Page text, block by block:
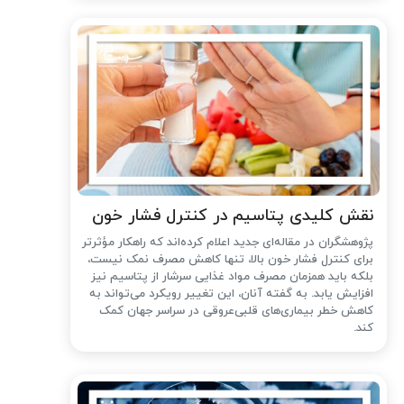
نقش کلیدی پتاسیم در کنترل فشار خون
پژوهشگران در مقاله‌ای جدید اعلام کرده‌اند که راهکار مؤثرتر
برای کنترل فشار خون بالا، تنها کاهش مصرف نمک نیست،
بلکه باید همزمان مصرف مواد غذایی سرشار از پتاسیم نیز
افزایش یابد. به گفته آنان، این تغییر رویکرد می‌تواند به
کاهش خطر بیماری‌های قلبی‌عروقی در سراسر جهان کمک
کند.